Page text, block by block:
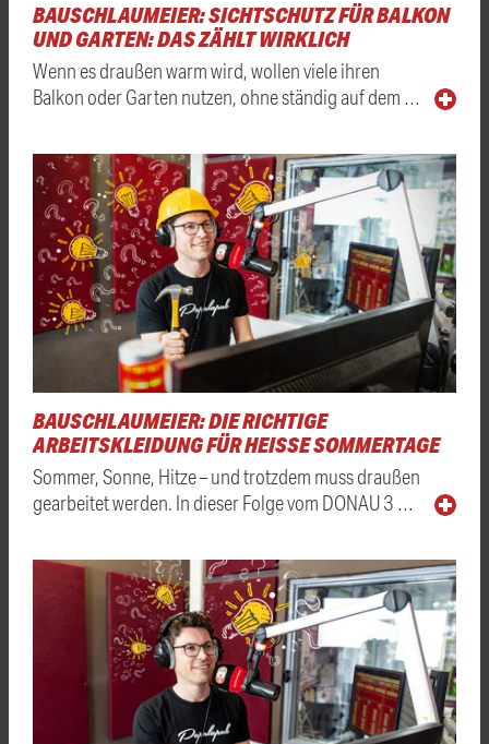
BAUSCHLAUMEIER: SICHTSCHUTZ FÜR BALKON
UND GARTEN: DAS ZÄHLT WIRKLICH
Wenn es draußen warm wird, wollen viele ihren
Balkon oder Garten nutzen, ohne ständig auf dem …
BAUSCHLAUMEIER: DIE RICHTIGE
ARBEITSKLEIDUNG FÜR HEISSE SOMMERTAGE
Sommer, Sonne, Hitze – und trotzdem muss draußen
gearbeitet werden. In dieser Folge vom DONAU 3 …